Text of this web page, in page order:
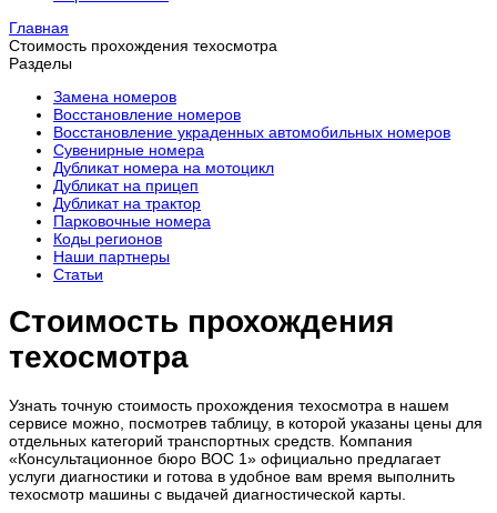
Главная
Стоимость прохождения техосмотра
Разделы
Замена номеров
Восстановление номеров
Восстановление украденных автомобильных номеров
Сувенирные номера
Дубликат номера на мотоцикл
Дубликат на прицеп
Дубликат на трактор
Парковочные номера
Коды регионов
Наши партнеры
Статьи
Стоимость прохождения
техосмотра
Узнать точную стоимость прохождения техосмотра в нашем
сервисе можно, посмотрев таблицу, в которой указаны цены для
отдельных категорий транспортных средств. Компания
«Консультационное бюро ВОС 1» официально предлагает
услуги диагностики и готова в удобное вам время выполнить
техосмотр машины с выдачей диагностической карты.